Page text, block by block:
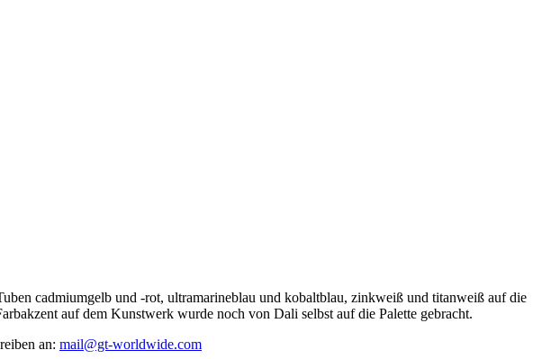
cadmiumgelb und -rot, ultramarineblau und kobaltblau, zinkweiß und titanweiß auf die
auf dem Kunstwerk wurde noch von Dali selbst auf die Palette gebracht.
an: mail@gt-worldwide.com